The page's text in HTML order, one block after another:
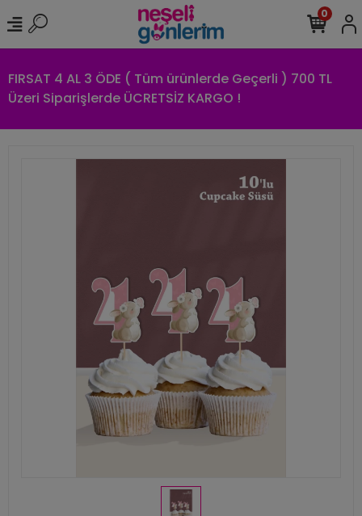
FIRSAT 4 AL 3 ÖDE ( Tüm ürünlerde Geçerli ) 700 TL
Üzeri Siparişlerde ÜCRETSİZ KARGO !
0